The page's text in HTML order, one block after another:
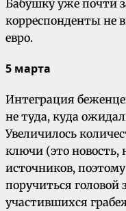
Бабушку уже почти
корреспонденты не
евро.
5 марта
Интеграция
не туда, куда
Увеличилось
ключи (это
источников,
поручиться
участившихся